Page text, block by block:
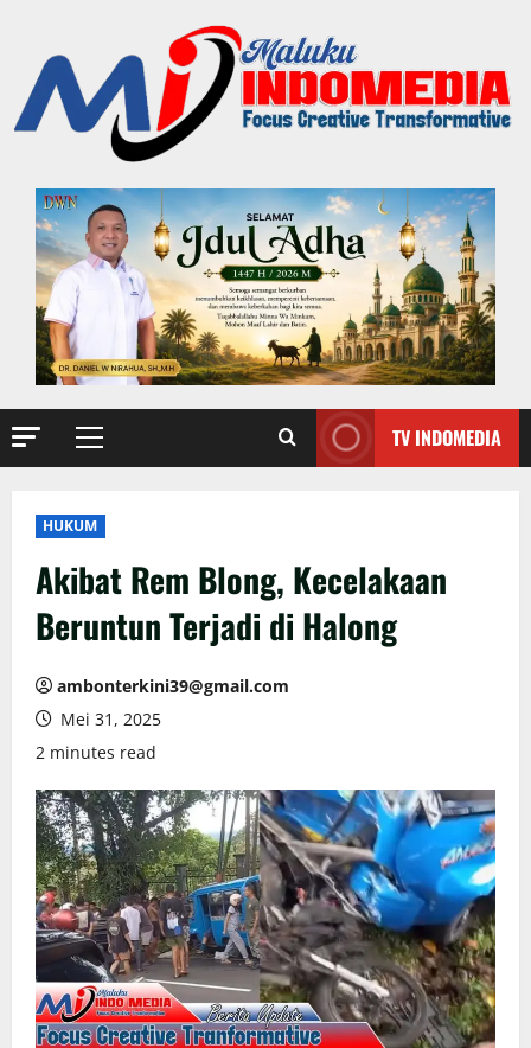
TV INDOMEDIA
HUKUM
Akibat Rem Blong, Kecelakaan
Beruntun Terjadi di Halong
ambonterkini39@gmail.com
Mei 31, 2025
2 minutes read